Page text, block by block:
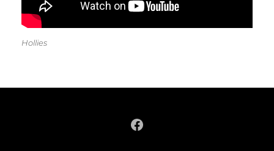
Hollies